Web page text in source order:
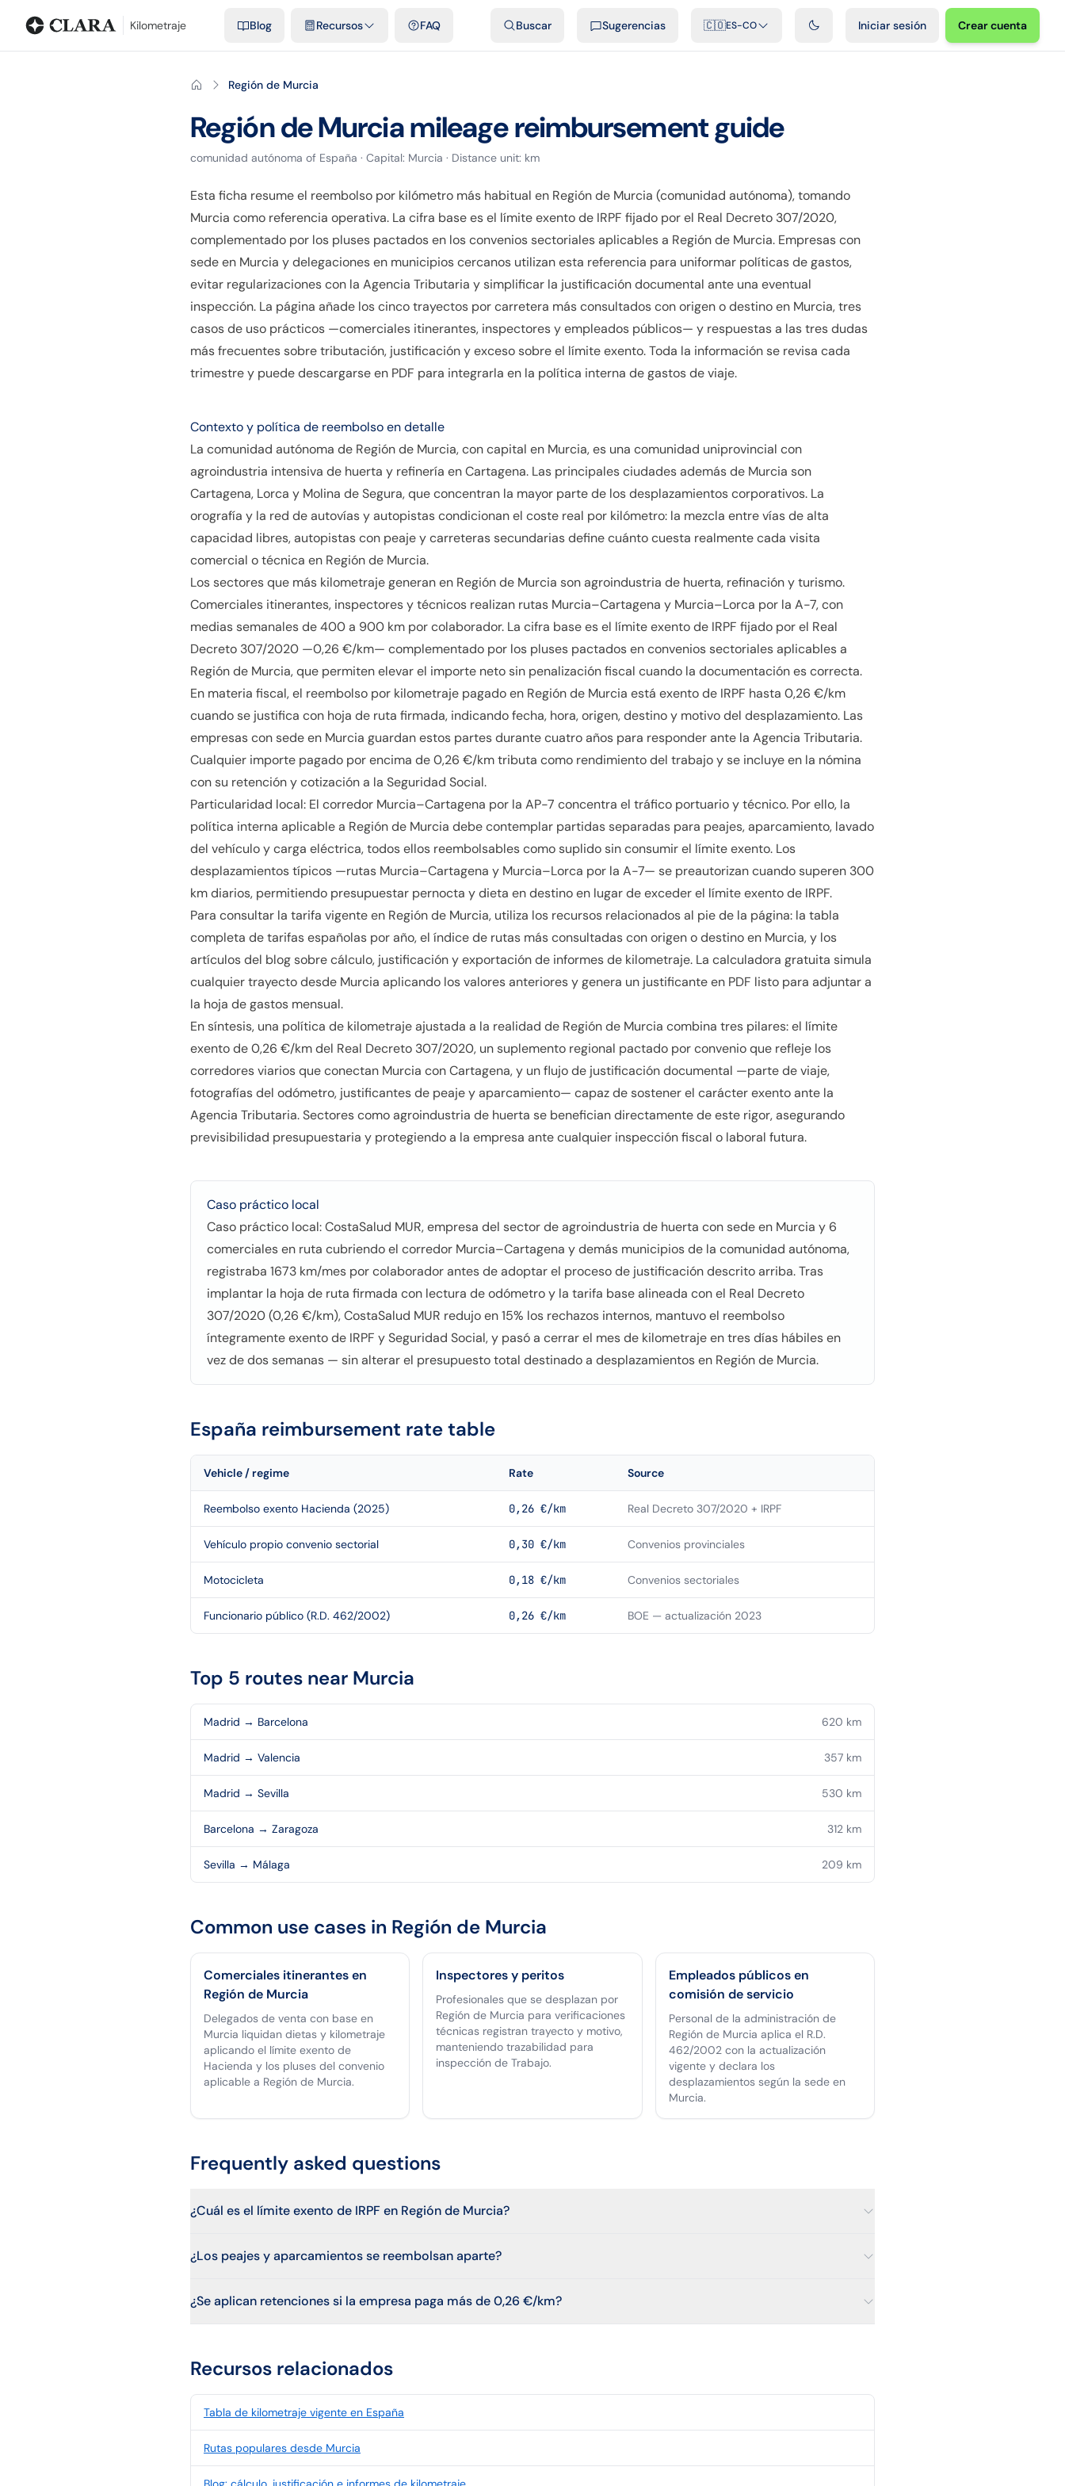
IntegracionesFAQ
Kilometraje Blog Recursos FAQ Buscar Sugerencias 🇨🇴ES-CO Iniciar sesión Crear cuenta
Región de Murcia
Región de Murciamileage reimbursement guide
comunidad autónoma of España · Capital: Murcia · Distance unit: km
Esta ficha resume el reembolso por kilómetro más habitual en Región de Murcia (comunidad autónoma), tomando
Murcia como referencia operativa. La cifra base es el límite exento de IRPF fijado por el Real Decreto 307/2020,
complementado por los pluses pactados en los convenios sectoriales aplicables a Región de Murcia. Empresas con
sede en Murcia y delegaciones en municipios cercanos utilizan esta referencia para uniformar políticas de gastos,
evitar regularizaciones con la Agencia Tributaria y simplificar la justificación documental ante una eventual
inspección. La página añade los cinco trayectos por carretera más consultados con origen o destino en Murcia, tres
casos de uso prácticos —comerciales itinerantes, inspectores y empleados públicos— y respuestas a las tres dudas
más frecuentes sobre tributación, justificación y exceso sobre el límite exento. Toda la información se revisa cada
trimestre y puede descargarse en PDF para integrarla en la política interna de gastos de viaje.
Contexto y política de reembolso en detalle
La comunidad autónoma de Región de Murcia, con capital en Murcia, es una comunidad uniprovincial con
agroindustria intensiva de huerta y refinería en Cartagena. Las principales ciudades además de Murcia son
Cartagena, Lorca y Molina de Segura, que concentran la mayor parte de los desplazamientos corporativos. La
orografía y la red de autovías y autopistas condicionan el coste real por kilómetro: la mezcla entre vías de alta
capacidad libres, autopistas con peaje y carreteras secundarias define cuánto cuesta realmente cada visita
comercial o técnica en Región de Murcia.
Los sectores que más kilometraje generan en Región de Murcia son agroindustria de huerta, refinación y turismo.
Comerciales itinerantes, inspectores y técnicos realizan rutas Murcia–Cartagena y Murcia–Lorca por la A-7, con
medias semanales de 400 a 900 km por colaborador. La cifra base es el límite exento de IRPF fijado por el Real
Decreto 307/2020 —0,26 €/km— complementado por los pluses pactados en convenios sectoriales aplicables a
Región de Murcia, que permiten elevar el importe neto sin penalización fiscal cuando la documentación es correcta.
En materia fiscal, el reembolso por kilometraje pagado en Región de Murcia está exento de IRPF hasta 0,26 €/km
cuando se justifica con hoja de ruta firmada, indicando fecha, hora, origen, destino y motivo del desplazamiento. Las
empresas con sede en Murcia guardan estos partes durante cuatro años para responder ante la Agencia Tributaria.
Cualquier importe pagado por encima de 0,26 €/km tributa como rendimiento del trabajo y se incluye en la nómina
con su retención y cotización a la Seguridad Social.
Particularidad local: El corredor Murcia–Cartagena por la AP-7 concentra el tráfico portuario y técnico. Por ello, la
política interna aplicable a Región de Murcia debe contemplar partidas separadas para peajes, aparcamiento, lavado
del vehículo y carga eléctrica, todos ellos reembolsables como suplido sin consumir el límite exento. Los
desplazamientos típicos —rutas Murcia–Cartagena y Murcia–Lorca por la A-7— se preautorizan cuando superen 300
km diarios, permitiendo presupuestar pernocta y dieta en destino en lugar de exceder el límite exento de IRPF.
Para consultar la tarifa vigente en Región de Murcia, utiliza los recursos relacionados al pie de la página: la tabla
completa de tarifas españolas por año, el índice de rutas más consultadas con origen o destino en Murcia, y los
artículos del blog sobre cálculo, justificación y exportación de informes de kilometraje. La calculadora gratuita simula
cualquier trayecto desde Murcia aplicando los valores anteriores y genera un justificante en PDF listo para adjuntar a
la hoja de gastos mensual.
En síntesis, una política de kilometraje ajustada a la realidad de Región de Murcia combina tres pilares: el límite
exento de 0,26 €/km del Real Decreto 307/2020, un suplemento regional pactado por convenio que refleje los
corredores viarios que conectan Murcia con Cartagena, y un flujo de justificación documental —parte de viaje,
fotografías del odómetro, justificantes de peaje y aparcamiento— capaz de sostener el carácter exento ante la
Agencia Tributaria. Sectores como agroindustria de huerta se benefician directamente de este rigor, asegurando
previsibilidad presupuestaria y protegiendo a la empresa ante cualquier inspección fiscal o laboral futura.
Caso práctico local
Caso práctico local: CostaSalud MUR, empresa del sector de agroindustria de huerta con sede en Murcia y 6
comerciales en ruta cubriendo el corredor Murcia–Cartagena y demás municipios de la comunidad autónoma,
registraba 1673 km/mes por colaborador antes de adoptar el proceso de justificación descrito arriba. Tras
implantar la hoja de ruta firmada con lectura de odómetro y la tarifa base alineada con el Real Decreto
307/2020 (0,26 €/km), CostaSalud MUR redujo en 15% los rechazos internos, mantuvo el reembolso
íntegramente exento de IRPF y Seguridad Social, y pasó a cerrar el mes de kilometraje en tres días hábiles en
vez de dos semanas — sin alterar el presupuesto total destinado a desplazamientos en Región de Murcia.
España reimbursement rate table
Vehicle / regime Rate Source
Reembolso exento Hacienda (2025) 0,26 €/km Real Decreto 307/2020 + IRPF
Vehículo propio convenio sectorial 0,30 €/km Convenios provinciales
Motocicleta 0,18 €/km Convenios sectoriales
Funcionario público (R.D. 462/2002) 0,26 €/km BOE — actualización 2023
Top 5 routes near Murcia
Madrid → Barcelona 620 km
Madrid → Valencia 357 km
Madrid → Sevilla 530 km
Barcelona → Zaragoza 312 km
Sevilla → Málaga 209 km
Common use cases in Región de Murcia
Comerciales itinerantes en
Región de Murcia
Delegados de venta con base en
Murcia liquidan dietas y kilometraje
aplicando el límite exento de
Hacienda y los pluses del convenio
aplicable a Región de Murcia.
Inspectores y peritos
Profesionales que se desplazan por
Región de Murcia para verificaciones
técnicas registran trayecto y motivo,
manteniendo trazabilidad para
inspección de Trabajo.
Empleados públicos en
comisión de servicio
Personal de la administración de
Región de Murcia aplica el R.D.
462/2002 con la actualización
vigente y declara los
desplazamientos según la sede en
Murcia.
Frequently asked questions
¿Cuál es el límite exento de IRPF en Región de Murcia?
¿Los peajes y aparcamientos se reembolsan aparte?
¿Se aplican retenciones si la empresa paga más de 0,26 €/km?
Recursos relacionados
Tabla de kilometraje vigente en España
Rutas populares desde Murcia